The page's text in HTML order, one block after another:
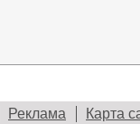
Реклама Карта